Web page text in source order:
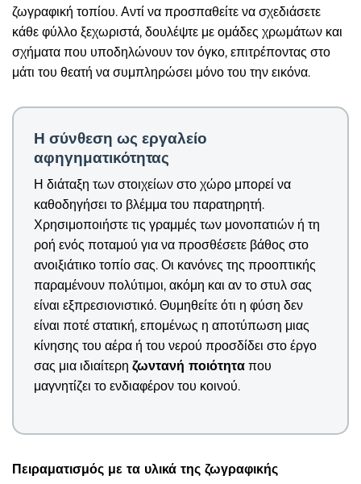
ζωγραφική τοπίου. Αντί να προσπαθείτε να σχεδιάσετε
κάθε φύλλο ξεχωριστά, δουλέψτε με ομάδες χρωμάτων και
σχήματα που υποδηλώνουν τον όγκο, επιτρέποντας στο
μάτι του θεατή να συμπληρώσει μόνο του την εικόνα.
Η σύνθεση ως εργαλείο
αφηγηματικότητας
Η διάταξη των στοιχείων στο χώρο μπορεί να
καθοδηγήσει το βλέμμα του παρατηρητή.
Χρησιμοποιήστε τις γραμμές των μονοπατιών ή τη
ροή ενός ποταμού για να προσθέσετε βάθος στο
ανοιξιάτικο τοπίο σας. Οι κανόνες της προοπτικής
παραμένουν πολύτιμοι, ακόμη και αν το στυλ σας
είναι εξπρεσιονιστικό. Θυμηθείτε ότι η φύση δεν
είναι ποτέ στατική, επομένως η αποτύπωση μιας
κίνησης του αέρα ή του νερού προσδίδει στο έργο
σας μια ιδιαίτερη ζωντανή ποιότητα που
μαγνητίζει το ενδιαφέρον του κοινού.
Πειραματισμός με τα υλικά της ζωγραφικής